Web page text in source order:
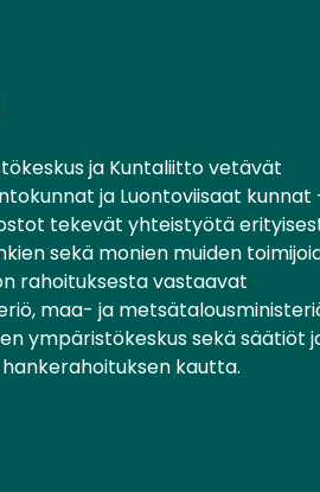
ja Kuntaliitto vetävät
ja Luontoviisaat kunnat
tekevät yhteistyötä
sekä monien muiden
rahoituksesta vastaavat
maa- ja
ympäristökeskus sekä säätiöt
kautta.